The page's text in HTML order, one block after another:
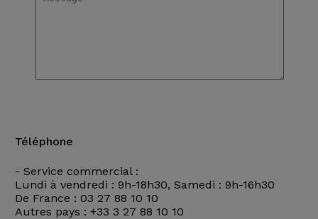
Téléphone
- Service commercial :
Lundi à vendredi : 9h-18h30, Samedi : 9h-16h30
De France : 03 27 88 10 10
Autres pays : +33 3 27 88 10 10